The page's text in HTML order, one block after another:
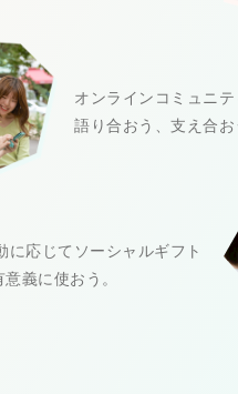
オンラインコミュニテ
語り合おう、支え合お
に応じてソーシャルギフト
義に使おう。